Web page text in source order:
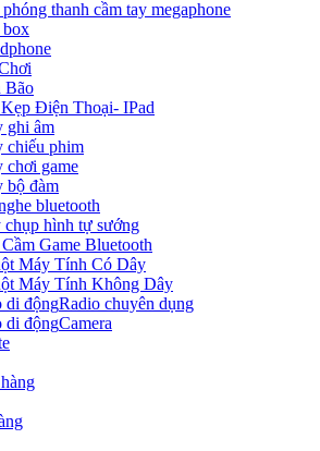
thanh cầm tay megaphone
Bão
Điện Thoại- IPad
ghi âm
chiếu phim
chơi game
bộ đàm
bluetooth
chụp hình tự sướng
Game Bluetooth
Máy Tính Có Dây
Máy Tính Không Dây
Radio chuyên dụng
Camera